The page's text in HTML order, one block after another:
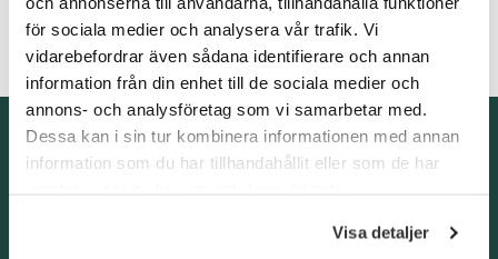
för sociala medier och analysera vår trafik. Vi
vidarebefordrar även sådana identifierare och annan
information från din enhet till de sociala medier och
annons- och analysföretag som vi samarbetar med.
Dessa kan i sin tur kombinera informationen med annan
information som du har tillhandahållit eller som de har
Visa detaljer
Som person ser vi att du är engagerad, systematisk och
ordningsam samt trivs med att vara spindeln i nätet.
Kontakta oss
TNG Group AB